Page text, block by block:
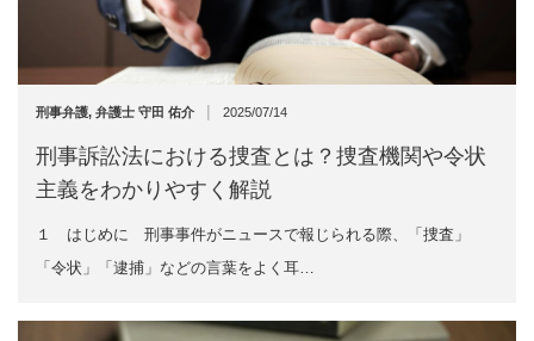
刑事弁護, 弁護士 守田 佑介 | 2025/07/14
刑事訴訟法における捜査とは？捜査機関や令状
主義をわかりやすく解説
１ はじめに 刑事事件がニュースで報じられる際、「捜査」
「令状」「逮捕」などの言葉をよく耳…